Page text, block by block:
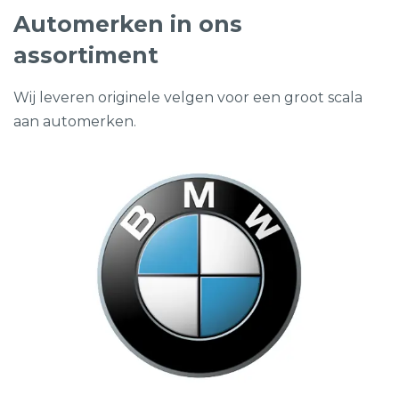
Automerken in ons
assortiment
Wij leveren originele velgen voor een groot scala
aan automerken.